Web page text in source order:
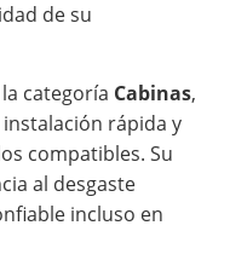
de su
categoría Cabinas,
rápida y
compatibles. Su
al desgaste
incluso en